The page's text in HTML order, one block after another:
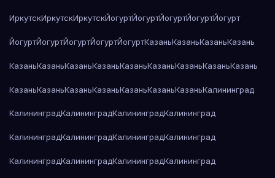
ИркутскИркутскИркутскЙогуртЙогуртЙогуртЙогуртЙогурт
ЙогуртЙогуртЙогуртЙогуртЙогуртКазаньКазаньКазаньКазань
КазаньКазаньКазаньКазаньКазаньКазаньКазаньКазаньКазань
КазаньКазаньКазаньКазаньКазаньКазаньКазаньКалининград
КалининградКалининградКалининградКалининград
КалининградКалининградКалининградКалининград
КалининградКалининградКалининградКалининград